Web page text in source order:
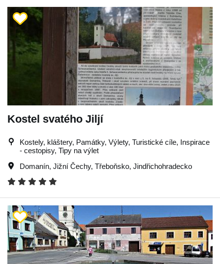
Kostel svatého Jiljí
Kostely, kláštery, Památky, Výlety, Turistické cíle, Inspirace
- cestopisy, Tipy na výlet
Domanín, Jižní Čechy, Třeboňsko, Jindřichohradecko